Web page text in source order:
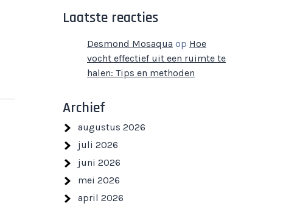
Laatste reacties
Desmond Mosaqua op Hoe
vocht effectief uit een ruimte te
halen: Tips en methoden
Archief
augustus 2026
juli 2026
juni 2026
mei 2026
april 2026